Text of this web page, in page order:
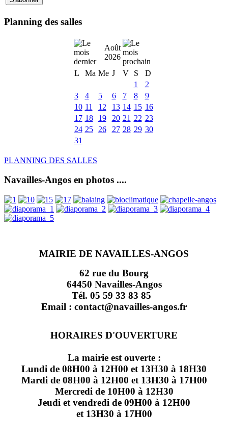
Planning des salles
Août
2026
L
Ma Me J V S
D
1
2
3
4 5 6 7 8
9
10 11 12 13 14 15 16
17 18 19 20 21 22 23
24 25 26 27 28 29 30
31
PLANNING DES SALLES
Navailles-Angos en photos ....
MAIRIE DE NAVAILLES-ANGOS
62 rue du Bourg
64450 Navailles-Angos
Tél. 05 59 33 83 85
Email : contact@navailles-angos.fr
HORAIRES D'OUVERTURE
La mairie est ouverte :
Lundi de 08H00 à 12H00 et 13H30 à 18H30
Mardi de 08H00 à 12H00 et 13H30 à 17H00
Mercredi de 10H00 à 12H30
Jeudi et vendredi de 09H00 à 12H00
et 13H30 à 17H00